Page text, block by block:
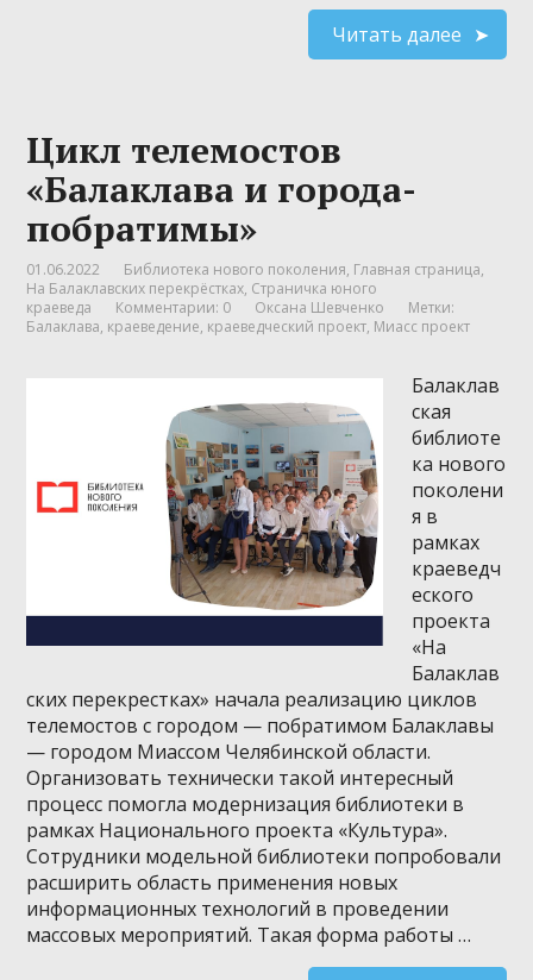
Читать далее
Цикл телемостов
«Балаклава и города-
побратимы»
01.06.2022 Библиотека нового поколения, Главная страница,
На Балаклавских перекрёстках, Страничка юного
краеведа
Комментарии: 0 Оксана Шевченко
Метки:
Балаклава, краеведение, краеведческий проект, Миасс проект
Балаклав
ская
библиоте
ка нового
поколени
я в
рамках
краеведч
еского
проекта
«На
Балаклав
ских перекрестках» начала реализацию циклов
телемостов с городом — побратимом Балаклавы
— городом Миассом Челябинской области.
Организовать технически такой интересный
процесс помогла модернизация библиотеки в
рамках Национального проекта «Культура».
Сотрудники модельной библиотеки попробовали
расширить область применения новых
информационных технологий в проведении
массовых мероприятий. Такая форма работы …